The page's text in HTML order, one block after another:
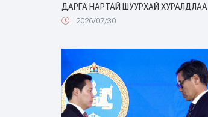
ДАРГА НАРТАЙ ШУУРХАЙ ХУРАЛДЛАА
2026/07/30